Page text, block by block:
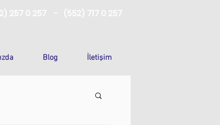
257 0 257 - (552) 717 0 257
Blog İletişim